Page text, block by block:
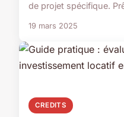
de projet spécifique.
19 mars 2025
CREDITS